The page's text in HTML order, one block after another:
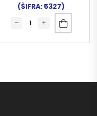
(ŠIFRA: 5327)